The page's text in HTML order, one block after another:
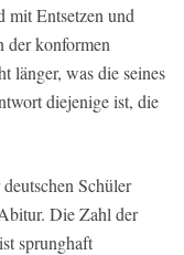
mit Entsetzen und
der konformen
länger, was die seines
diejenige ist, die
Schüler
Die Zahl der
sprunghaft